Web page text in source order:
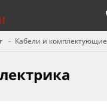
Кабели и комплектующие